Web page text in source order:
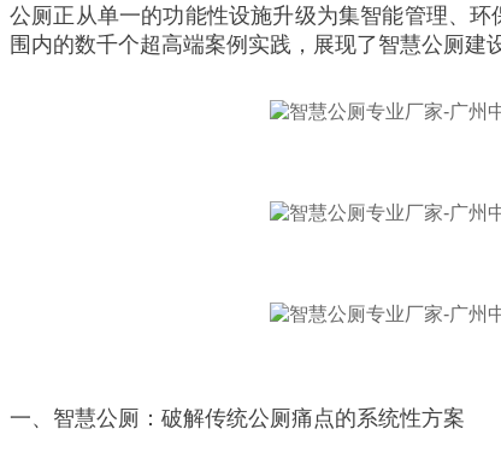
公厕正从单一的功能性设施升级为集智能管理、
围内的数千个超高端案例实践，展现了智慧公厕建
一、智慧公厕：破解传统公厕痛点的系统性方案